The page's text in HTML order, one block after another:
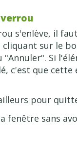
s'enlève, il
cliquant sur le
"Annuler". Si
c'est que cette
pour
fenêtre sans